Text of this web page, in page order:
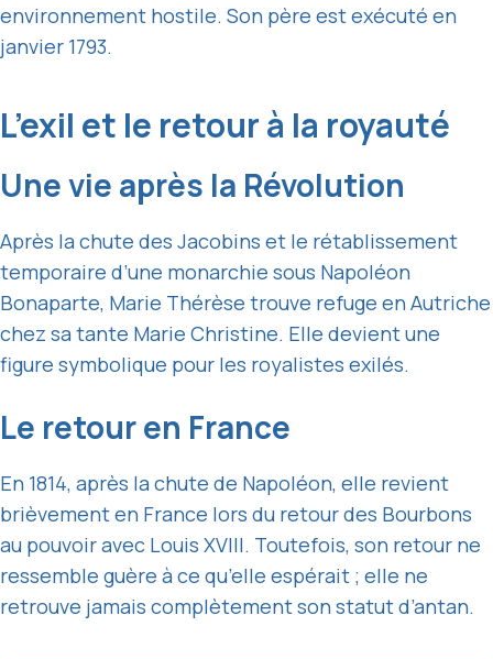
environnement hostile. Son père est exécuté en
janvier 1793.
L’exil et le retour à la royauté
Une vie après la Révolution
Après la chute des Jacobins et le rétablissement
temporaire d’une monarchie sous Napoléon
Bonaparte, Marie Thérèse trouve refuge en Autriche
chez sa tante Marie Christine. Elle devient une
figure symbolique pour les royalistes exilés.
Le retour en France
En 1814, après la chute de Napoléon, elle revient
brièvement en France lors du retour des Bourbons
au pouvoir avec Louis XVIII. Toutefois, son retour ne
ressemble guère à ce qu’elle espérait ; elle ne
retrouve jamais complètement son statut d’antan.